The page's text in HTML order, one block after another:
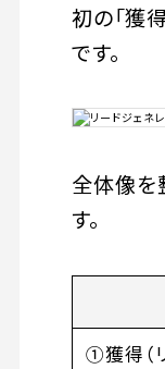
初の「獲
です。
全体像を
す。
①獲得（